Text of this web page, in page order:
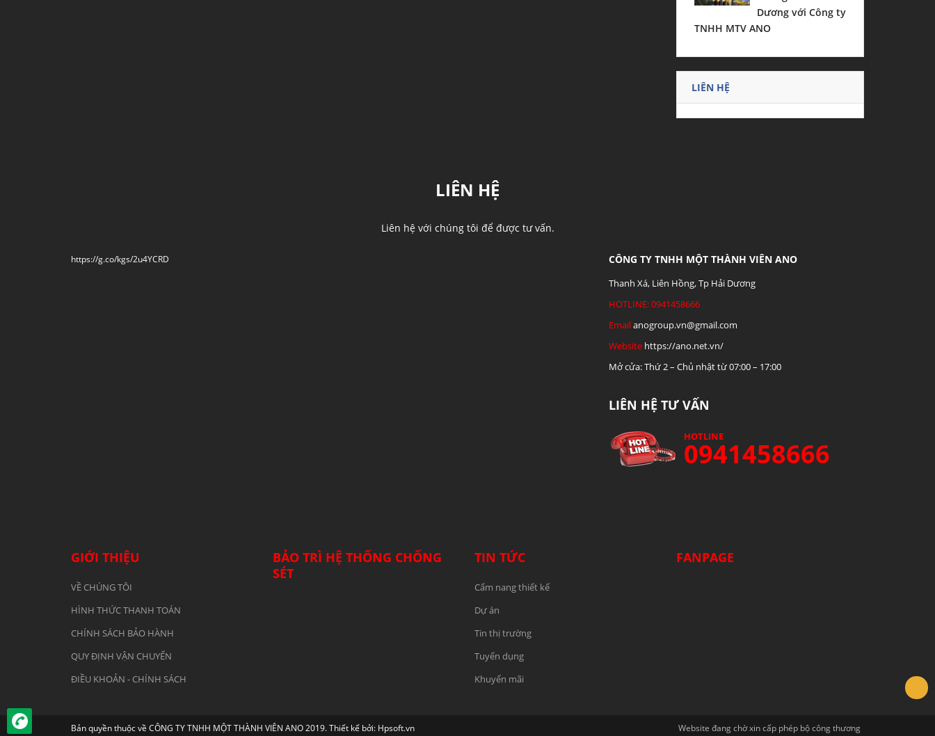
Dương với Công ty
TNHH MTV ANO
LIÊN HỆ
LIÊN HỆ
Liên hệ với chúng tôi để được tư vấn.
https://g.co/kgs/2u4YCRD CÔNG TY TNHH MỘT THÀNH VIÊN ANO
Thanh Xá, Liên Hồng, Tp Hải Dương
HOTLINE: 0941458666
Emailanogroup.vn@gmail.com
Website https://ano.net.vn/
Mở cửa: Thứ 2 – Chủ nhật từ 07:00 – 17:00
LIÊN HỆ TƯ VẤN
HOTLINE
0941458666
GIỚI THIỆU
VỀ CHÚNG TÔI
HÌNH THỨC THANH TOÁN
CHÍNH SÁCH BẢO HÀNH
QUY ĐỊNH VẬN CHUYỂN
ĐIỀU KHOẢN - CHÍNH SÁCH
BẢO TRÌ HỆ THỐNG CHỐNG
SÉT
TIN TỨC
Cẩm nang thiết kế
Dự án
Tin thị trường
Tuyển dụng
Khuyến mãi
FANPAGE
Bản quyền thuộc về CÔNG TY TNHH MỘT THÀNH VIÊN ANO 2019. Thiết kế bởi: Hpsoft.vn Website đang chờ xin cấp phép bộ công thương